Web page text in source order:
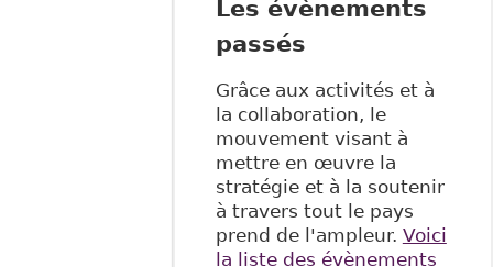
Les évènements
passés
Grâce aux activités et à
la collaboration, le
mouvement visant à
mettre en œuvre la
stratégie et à la soutenir
à travers tout le pays
prend de l'ampleur. Voici
la liste des évènements